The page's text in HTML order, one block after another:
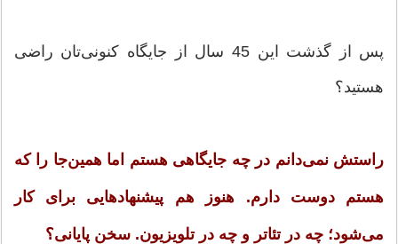
پس از گذشت این 45 سال از جایگاه کنونی‌تان راضی
هستید؟
راستش نمی‌دانم در چه جایگاهی هستم اما همین‌جا را که
هستم دوست دارم. هنوز هم پیشنهادهایی برای کار
می‌شود؛ چه در تئاتر و چه در تلویزیون. سخن پایانی؟